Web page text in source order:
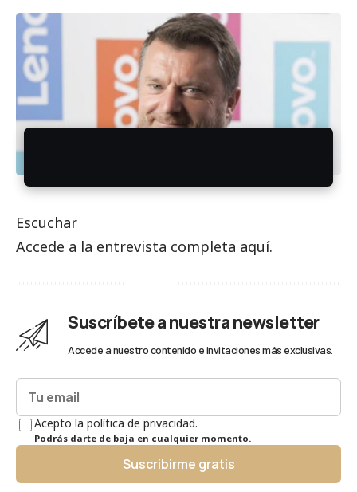
Escuchar
Accede a la entrevista completa aquí.
Suscríbete a nuestra newsletter
Accede a nuestro contenido e invitaciones más exclusivas.
Acepto la política de privacidad.
Podrás darte de baja en cualquier momento.
Suscribirme gratis